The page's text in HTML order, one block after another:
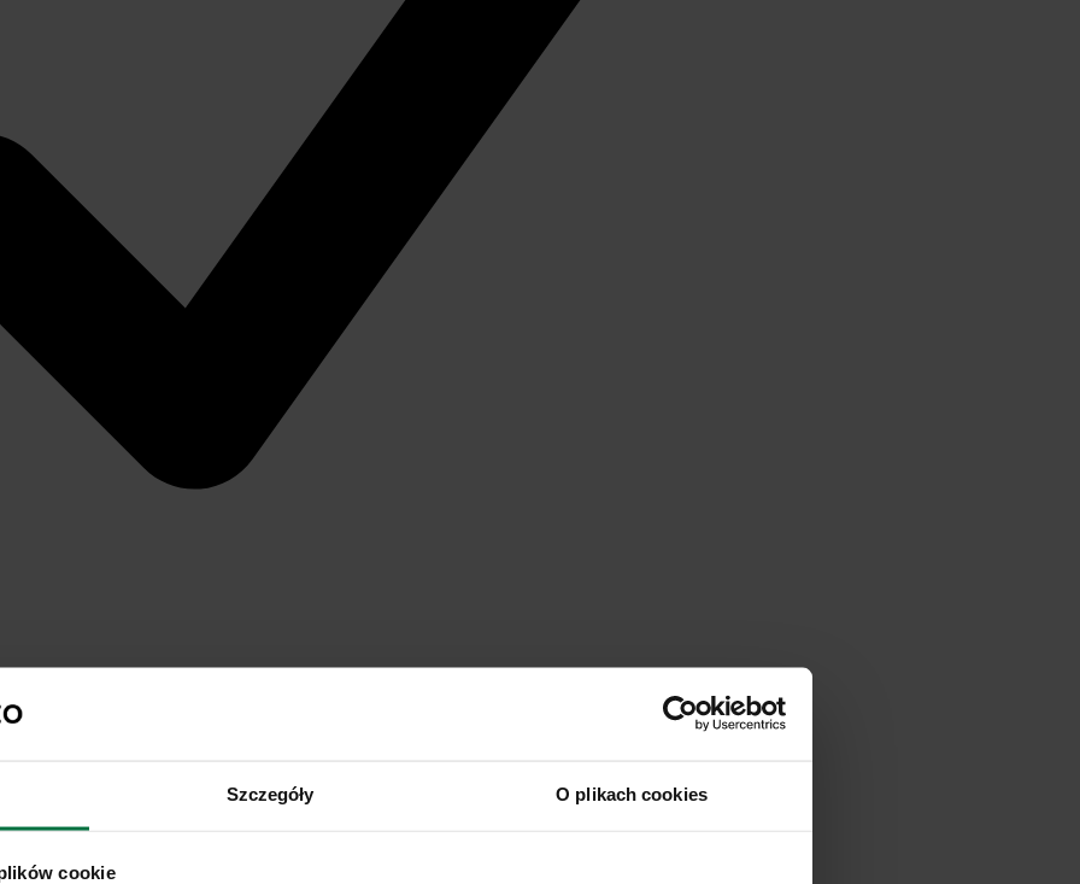
Szczegóły O plikach cookies
cookie